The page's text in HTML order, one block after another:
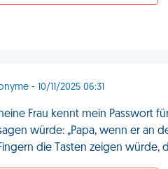
- 10/11/2025 06:31
Frau kennt mein Passwort
würde: „Papa, wenn er an
die Tasten zeigen würde,